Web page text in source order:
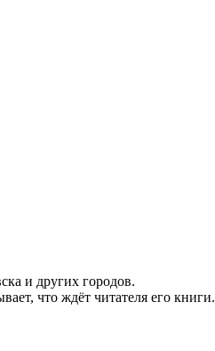
и других городов.
что ждёт читателя его книги.